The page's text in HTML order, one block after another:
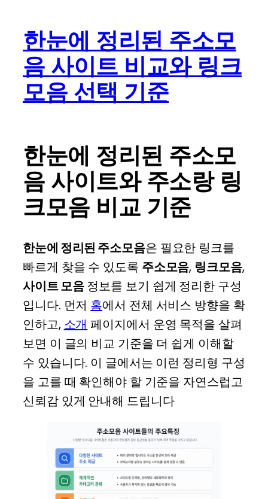
한눈에 정리된 주소모
음 사이트 비교와 링크
모음 선택 기준
한눈에 정리된 주소모
음 사이트와 주소랑 링
크모음 비교 기준
한눈에 정리된 주소모음은 필요한 링크를
빠르게 찾을 수 있도록 주소모음, 링크모음,
사이트 모음정보를 보기 쉽게 정리한 구성
입니다. 먼저 홈에서 전체 서비스 방향을 확
인하고, 소개 페이지에서 운영 목적을 살펴
보면 이 글의 비교 기준을 더 쉽게 이해할
수 있습니다. 이 글에서는 이런 정리형 구성
을 고를 때 확인해야 할 기준을 자연스럽고
신뢰감 있게 안내해 드립니다